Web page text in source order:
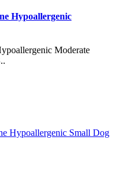
Hypoallergenic
Moderate